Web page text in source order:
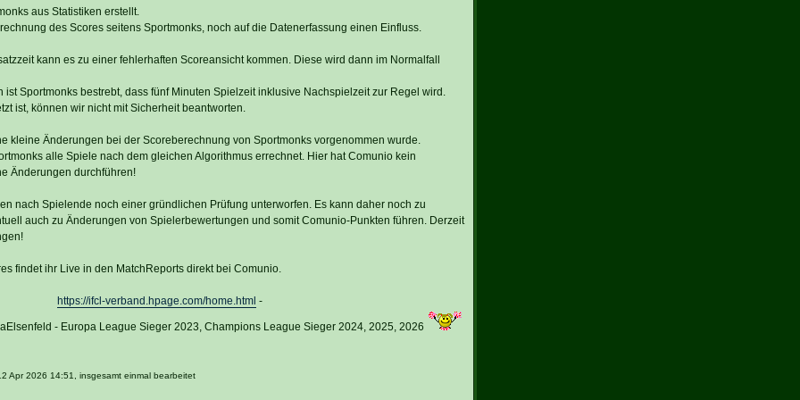
aus Statistiken erstellt.
des Scores seitens Sportmonks, noch auf die Datenerfassung einen Einfluss.
kann es zu einer fehlerhaften Scoreansicht kommen. Diese wird dann im Normalfall
Sportmonks bestrebt, dass fünf Minuten Spielzeit inklusive Nachspielzeit zur Regel wird.
ist, können wir nicht mit Sicherheit beantworten.
kleine Änderungen bei der Scoreberechnung von Sportmonks vorgenommen wurde.
alle Spiele nach dem gleichen Algorithmus errechnet. Hier hat Comunio kein
Änderungen durchführen!
nach Spielende noch einer gründlichen Prüfung unterworfen. Es kann daher noch zu
auch zu Änderungen von Spielerbewertungen und somit Comunio-Punkten führen. Derzeit
findet ihr Live in den MatchReports direkt bei Comunio.
https://ifcl-verband.hpage.com/home.html -
- Europa League Sieger 2023, Champions League Sieger 2024, 2025, 2026
Apr 2026 14:51, insgesamt einmal bearbeitet